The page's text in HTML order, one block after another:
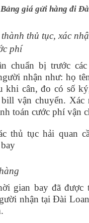
Bảng giá gửi hàng đi
thủ tục, xác
phí
chuẩn bị trước
nhận như: họ
khi cân, đo có số
vận chuyển. Xác
toán cước phí vận
thủ tục hải quan
gian bay đã được
nhận tại Đài